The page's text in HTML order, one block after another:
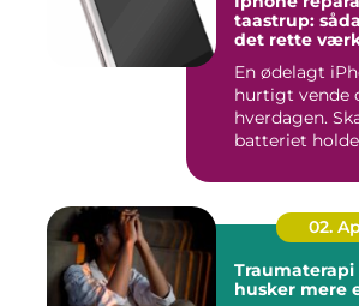
taastrup:
det rette
En ødelagt
hurtigt vende
hverdagen.
batteriet
02.
Traumaterapi når kroppen
husker mere